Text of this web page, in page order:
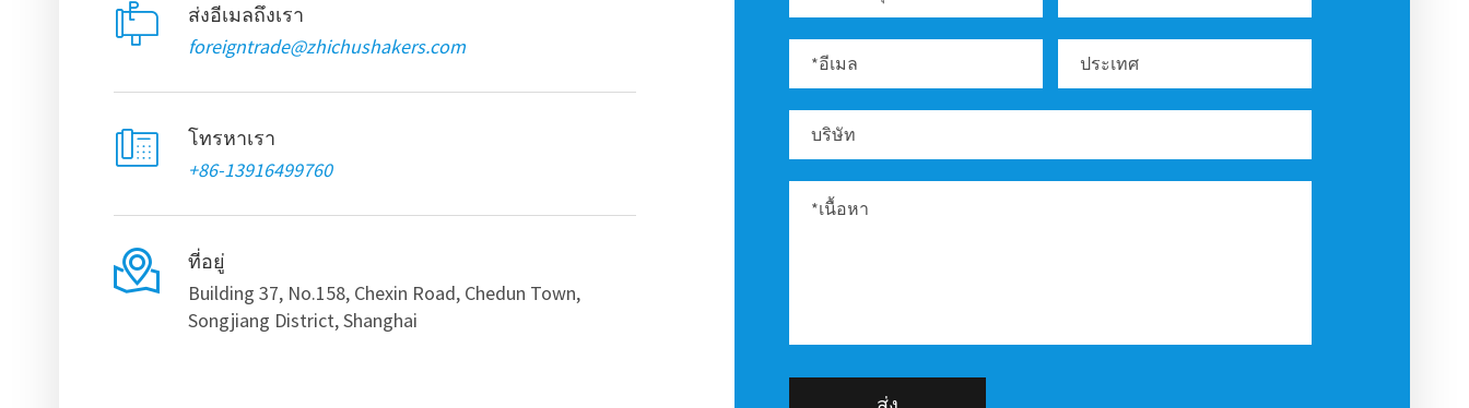

ส่งอีเมลถึงเรา
foreigntrade@zhichushakers.com

โทรหาเรา
+86-13916499760

ที่อยู่
Building 37, No.158, Chexin Road, Chedun Town,
Songjiang District, Shanghai